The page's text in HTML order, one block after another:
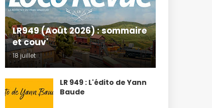
LR949 (Août 2026) : sommaire
et couv'
18 juillet
LR 949 : L'édito de Yann
Baude